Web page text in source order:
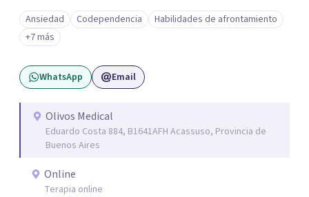
una vida más auténtica comienza cuando nos animamos
a mirar hacia adentro y a reconocer las raíces de lo que
sentimos.
Ansiedad Codependencia
Habilidades de afrontamiento
+7 más
WhatsApp Email
Olivos Medical
Eduardo Costa 884, B1641AFH Acassuso, Provincia de
Buenos Aires
Online
Terapia online